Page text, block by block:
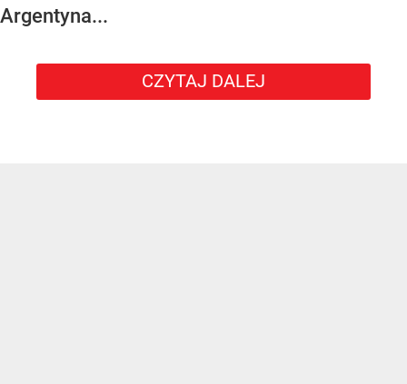
Argentyna...
CZYTAJ DALEJ